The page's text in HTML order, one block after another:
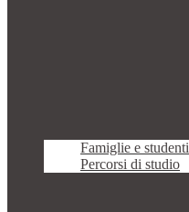
Famiglie e studenti
Percorsi di studio